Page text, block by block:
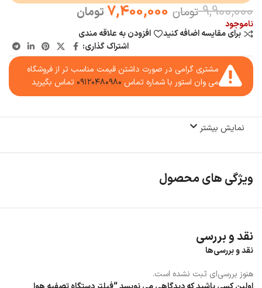
9,900,000 تومان 7,400,000 تومان
ناموجود
برای مقایسه اضافه کنید
افزودن به علاقه مندی
اشتراک گذاری:
مشتری گرامی در صورت داشتن قیمت مناسب تر از فروشگاه
می وان استور با شماره تماس ۰۹۱۲۰۴۸۰۹۸۰ تماس بگیرید
نمایش بیشتر
ویژگی های محصول
نقد و بررسی
نقد و بررسی‌ها
هنوز بررسی‌ای ثبت نشده است.